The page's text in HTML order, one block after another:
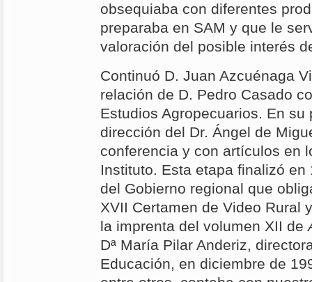
obsequiaba con diferentes
preparaba en SAM y que le
valoración del posible interés
Continuó D. Juan Azcuénaga
relación de D. Pedro Casado
Estudios Agropecuarios. En
dirección del Dr. Ángel de
conferencia y con artículos en
Instituto. Esta etapa finalizó
del Gobierno regional que
XVII Certamen de Video Rural
la imprenta del volumen XII de
Dª María Pilar Anderiz,
Educación, en diciembre de